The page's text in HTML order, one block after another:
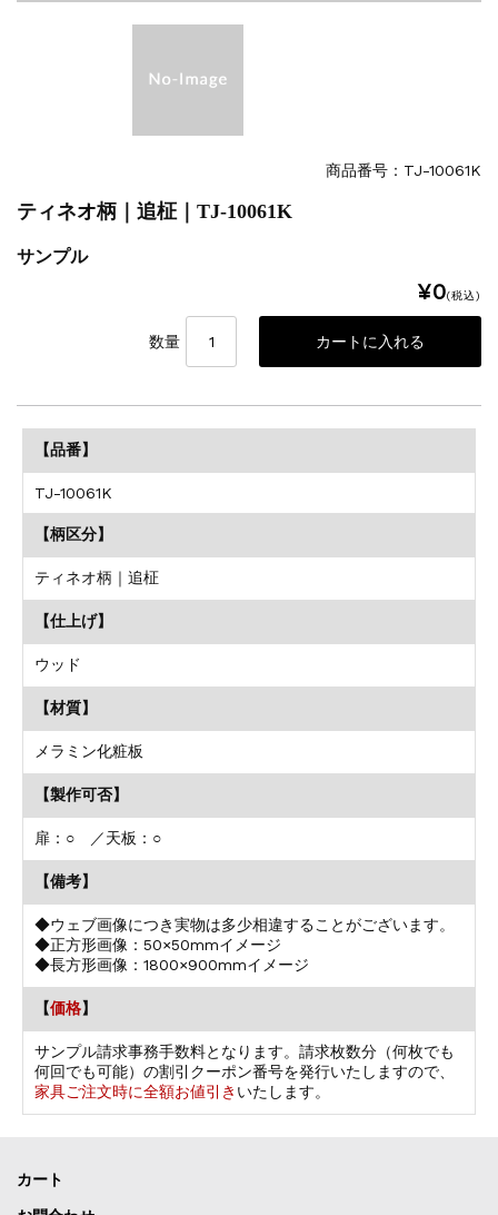
商品番号：TJ-10061K
ティネオ柄｜追柾｜TJ-10061K
サンプル
¥0(税込)
数量
【品番】
TJ-10061K
【柄区分】
ティネオ柄｜追柾
【仕上げ】
ウッド
【材質】
メラミン化粧板
【製作可否】
扉：○ ／天板：○
【備考】
◆ウェブ画像につき実物は多少相違することがございます。
◆正方形画像：50×50mmイメージ
◆長方形画像：1800×900mmイメージ
【価格】
サンプル請求事務手数料となります。請求枚数分（何枚でも
何回でも可能）の割引クーポン番号を発行いたしますので、
家具ご注文時に全額お値引き いたします。
カート